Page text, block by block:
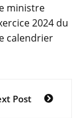
ministre
2024 du
calendrier
Post